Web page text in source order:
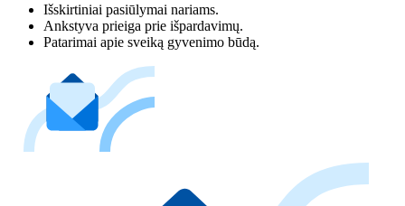
Išskirtiniai pasiūlymai nariams.
Ankstyva prieiga prie išpardavimų.
Patarimai apie sveiką gyvenimo būdą.